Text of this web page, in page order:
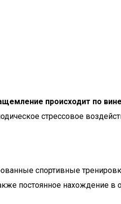
происходит по
стрессовое
спортивные
постоянное нахождение в